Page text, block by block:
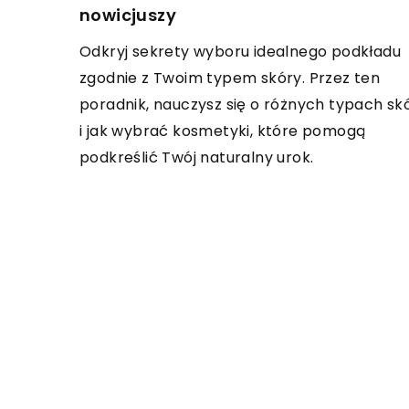
nowicjuszy
Odkryj sekrety wyboru idealnego podkładu
zgodnie z Twoim typem skóry. Przez ten
poradnik, nauczysz się o różnych typach
i jak wybrać kosmetyki, które pomogą
podkreślić Twój naturalny urok.